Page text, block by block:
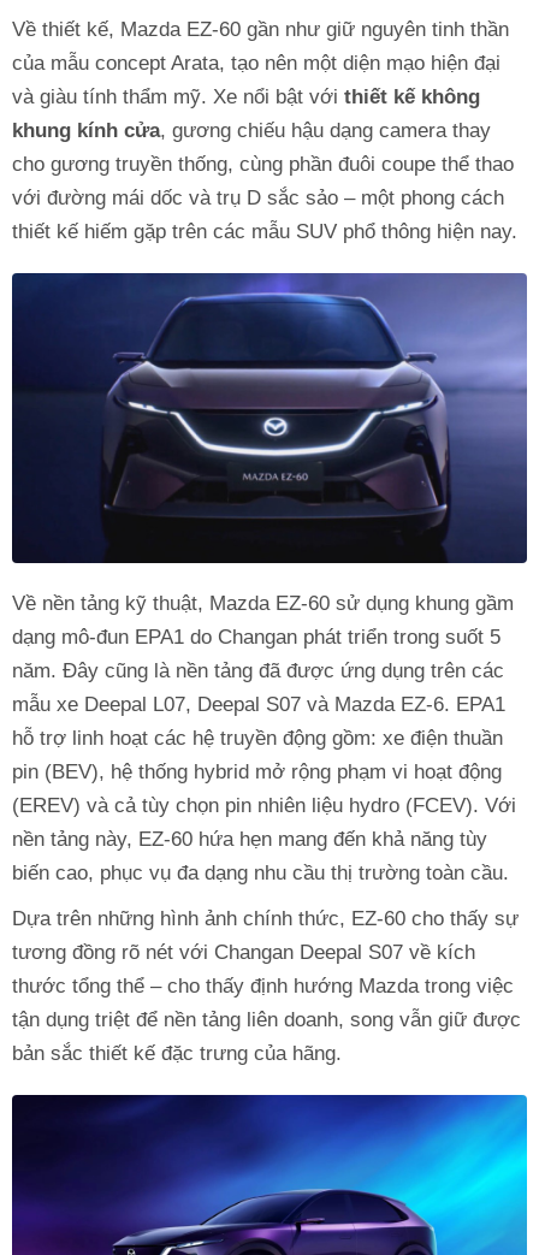
Về thiết kế, Mazda EZ-60 gần như giữ nguyên tinh thần
của mẫu concept Arata, tạo nên một diện mạo hiện đại
và giàu tính thẩm mỹ. Xe nổi bật với thiết kế không
khung kính cửa, gương chiếu hậu dạng camera thay
cho gương truyền thống, cùng phần đuôi coupe thể thao
với đường mái dốc và trụ D sắc sảo – một phong cách
thiết kế hiếm gặp trên các mẫu SUV phổ thông hiện nay.
Về nền tảng kỹ thuật, Mazda EZ-60 sử dụng khung gầm
dạng mô-đun EPA1 do Changan phát triển trong suốt 5
năm. Đây cũng là nền tảng đã được ứng dụng trên các
mẫu xe Deepal L07, Deepal S07 và Mazda EZ-6. EPA1
hỗ trợ linh hoạt các hệ truyền động gồm: xe điện thuần
pin (BEV), hệ thống hybrid mở rộng phạm vi hoạt động
(EREV) và cả tùy chọn pin nhiên liệu hydro (FCEV). Với
nền tảng này, EZ-60 hứa hẹn mang đến khả năng tùy
biến cao, phục vụ đa dạng nhu cầu thị trường toàn cầu.
Dựa trên những hình ảnh chính thức, EZ-60 cho thấy sự
tương đồng rõ nét với Changan Deepal S07 về kích
thước tổng thể – cho thấy định hướng Mazda trong việc
tận dụng triệt để nền tảng liên doanh, song vẫn giữ được
bản sắc thiết kế đặc trưng của hãng.